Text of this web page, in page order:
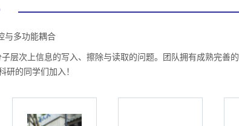
与多功能耦合
层次上信息的写入、擦除与读取的问题。团队拥有成熟完善的
研的同学们加入！